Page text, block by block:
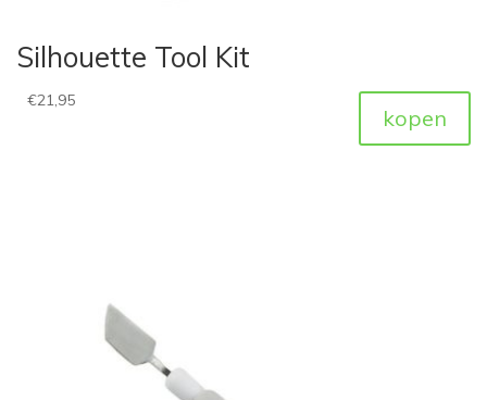
Silhouette Tool Kit
€21,95
kopen